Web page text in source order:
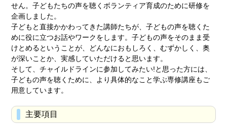
せん。子どもたちの声を聴くボランティア育成のために研修を
企画しました。
子どもと直接かかわってきた講師たちが、子どもの声を聴くた
めに役に立つお話やワークをします。子どもの声をそのまま受
けとめるということが、どんなにおもしろく、むずかしく、奥
が深いことか、実感していただけると思います。
そして、チャイルドラインに参加してみたい!と思った方には、
子どもの声を聴くために、より具体的なこと学ぶ専修講座もご
用意しています。
主要項目